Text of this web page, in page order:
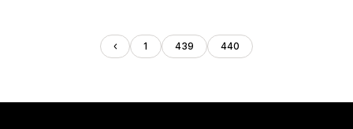
1 439 440